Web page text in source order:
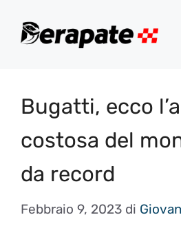
Bugatti, ecco
costosa del
da record
Febbraio 9, 2023 di